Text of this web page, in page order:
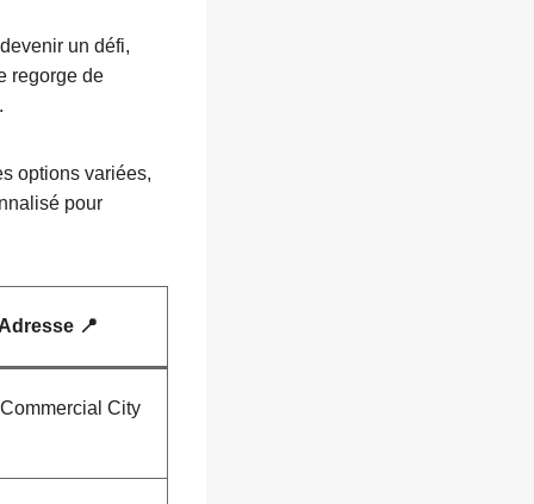
un défi,
regorge de
options variées,
pour
📍
City